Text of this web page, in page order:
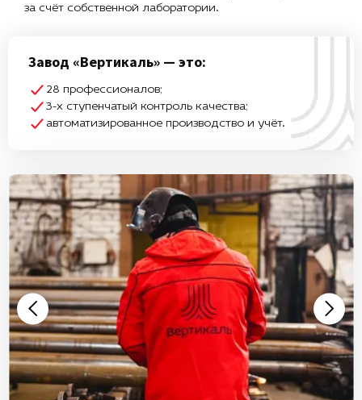
за счёт собственной лаборатории.
Завод «Вертикаль» — это:
28 профессионалов;
3-х ступенчатый контроль качества;
автоматизированное производство и учёт.